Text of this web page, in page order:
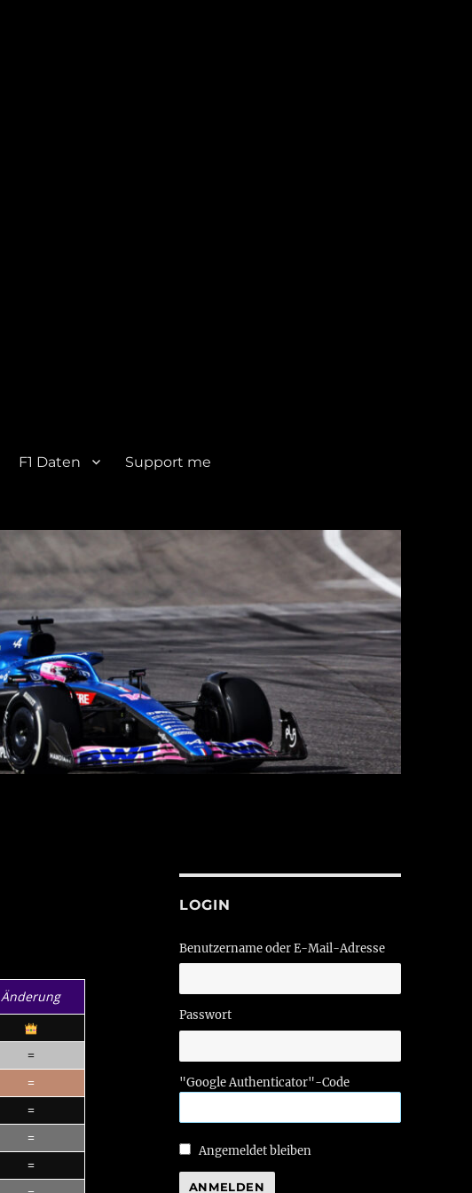
F1 Daten Support me
Änderung
=
=
=
=
=
LOGIN
Benutzername oder E-Mail-Adresse
Passwort
"Google Authenticator"-Code
Angemeldet bleiben
ANMELDEN